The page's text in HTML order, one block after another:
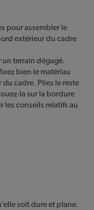
pour assembler le
extérieur du cadre
un terrain dégagé.
bien le matériau
cadre. Pliez le reste
la sur la bordure
les conseils relatifs au
soit dure et plane.